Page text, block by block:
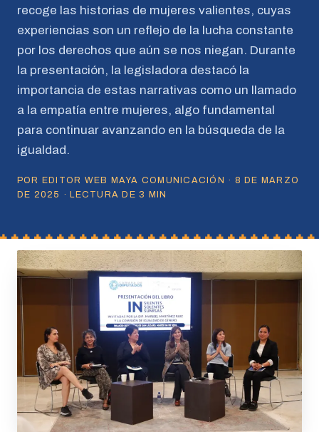
recoge las historias de mujeres valientes, cuyas
experiencias son un reflejo de la lucha constante
por los derechos que aún se nos niegan. Durante
la presentación, la legisladora destacó la
importancia de estas narrativas como un llamado
a la empatía entre mujeres, algo fundamental
para continuar avanzando en la búsqueda de la
igualdad.
POR EDITOR WEB MAYA COMUNICACIÓN · 8 DE MARZO
DE 2025 · LECTURA DE 3 MIN